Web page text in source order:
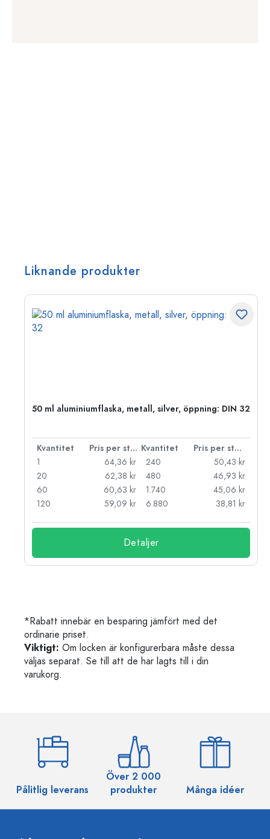
Liknande produkter
50 ml aluminiumflaska, metall, silver, öppning: DIN 32
Kvantitet Pris per styck Kvantitet
Pris per styck
1
64,36 kr
20
62,38 kr
60
60,63 kr
120
59,09 kr
240
50,43 kr
480
46,93 kr
1.740
45,06 kr
6.880
38,81 kr
Detaljer
*Rabatt innebär en besparing jämfört med det
ordinarie priset.
Viktigt: Om locken är konfigurerbara måste dessa
väljas separat. Se till att de har lagts till i din
varukorg.
Pålitlig leverans
Över 2 000
produkter
Många idéer